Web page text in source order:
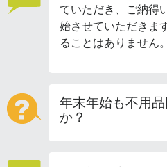
ていただき、ご納得
始させていただきま
ることはありません。
年末年始も不用
か？